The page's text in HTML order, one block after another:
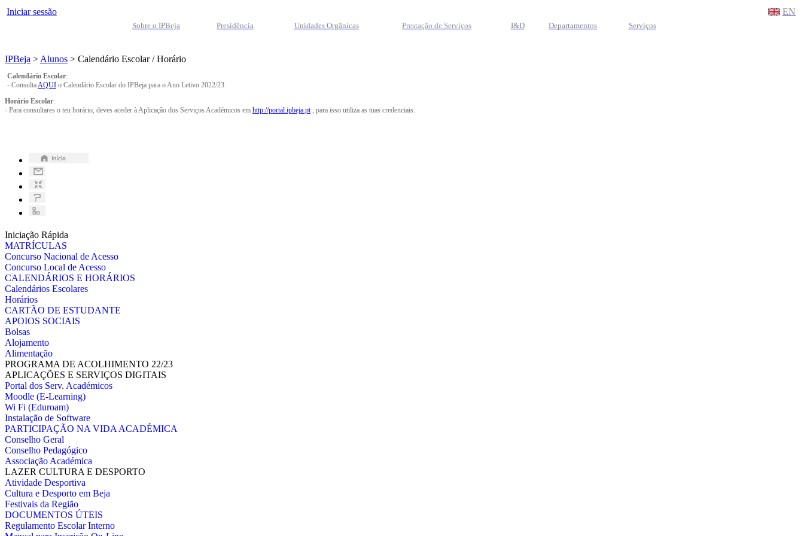
Iniciar sessão EN
Sobre o IPBeja Presidência Unidades Orgânicas Prestação de Serviços I&D Departamentos Serviços
IPBeja > Alunos > Calendário Escolar / Horário
Calendário Escolar:
- ConsultaAQUI o Calendário Escolar do IPBeja para o Ano Letivo 2022/23
Horário Escolar:
- Para consultares o teu horário, deves aceder à Aplicação dos Serviços Académicos em http://portal.ipbeja.pt , para isso utiliza as tuas credenciais.
Iniciação Rápida
MATRÍCULAS
Concurso Nacional de Acesso
Concurso Local de Acesso
CALENDÁRIOS E HORÁRIOS
Calendários Escolares
Horários
CARTÃO DE ESTUDANTE
APOIOS SOCIAIS
Bolsas
Alojamento
Alimentação
PROGRAMA DE ACOLHIMENTO 22/23
APLICAÇÕES E SERVIÇOS DIGITAIS
Portal dos Serv. Académicos
Moodle (E-Learning)
Wi Fi (Eduroam)
Instalação de Software
PARTICIPAÇÃO NA VIDA ACADÉMICA
Conselho Geral
Conselho Pedagógico
Associação Académica
LAZER CULTURA E DESPORTO
Atividade Desportiva
Cultura e Desporto em Beja
Festivais da Região
DOCUMENTOS ÚTEIS
Regulamento Escolar Interno